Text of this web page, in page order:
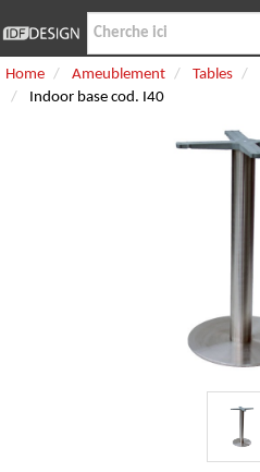
Home Ameublement Tables
Indoor base cod. I40